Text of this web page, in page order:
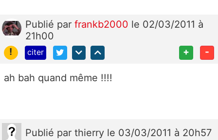
Publié par frankb2000 le 02/03/2011 à
21h00
!
citer + -
ah bah quand même !!!!
Publié par thierry le 03/03/2011 à 20h57